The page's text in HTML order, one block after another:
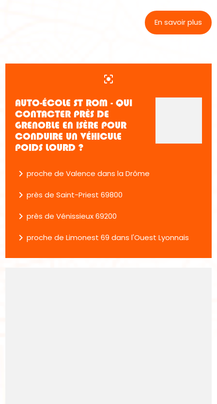
En savoir plus
center_focus_strong
AUTO-ÉCOLE ST ROM - QUI
CONTACTER PRÈS DE
GRENOBLE EN ISÈRE POUR
CONDUIRE UN VÉHICULE
POIDS LOURD ?
navigate_nextproche de Valence dans la Drôme
navigate_nextprès de Saint-Priest 69800
navigate_nextprès de Vénissieux 69200
navigate_nextproche de Limonest 69 dans l'Ouest Lyonnais